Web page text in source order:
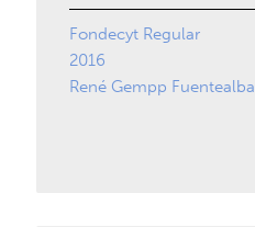
Fondecyt Regular
2016
René Gempp Fuentealba